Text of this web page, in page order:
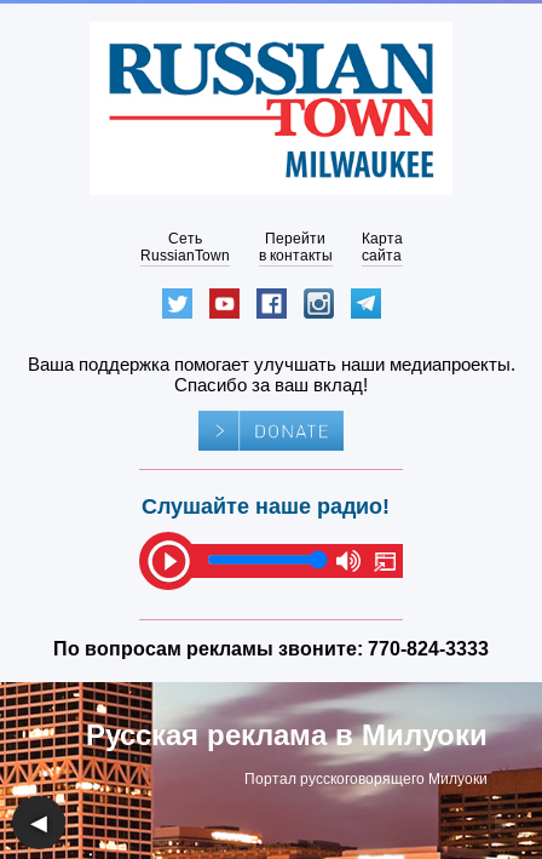
Сеть
RussianTown
Перейти
в контакты
Карта
сайта
Ваша поддержка помогает улучшать наши медиапроекты.
Спасибо за ваш вклад!
Слушайте наше радио!
По вопросам рекламы звоните: 770-824-3333
Русская реклама в Милуоки
Портал русскоговорящего Милуоки
◀ ▶